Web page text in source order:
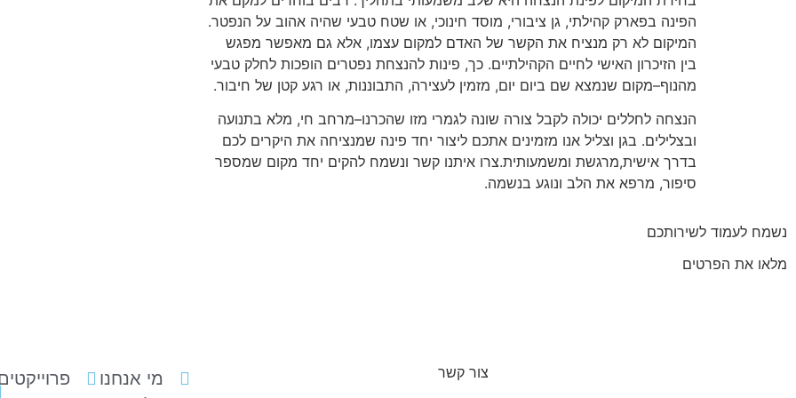
הפינה בפארק קהילתי, גן ציבורי, מוסד חינוכי, או שטח טבעי שהיה אהוב על הנפטר.
המיקום לא רק מנציח את הקשר של האדם למקום עצמו, אלא גם מאפשר מפגש
בין הזיכרון האישי לחיים הקהילתיים. כך, פינות להנצחת נפטרים הופכות לחלק טבעי
מהנוף–מקום שנמצא שם ביום יום, מזמין לעצירה, התבוננות, או רגע קטן של חיבור.
הנצחה לחללים יכולה לקבל צורה שונה לגמרי מזו שהכרנו–מרחב חי, מלא בתנועה
ובצלילים. בגן וצליל אנו מזמינים אתכם ליצור יחד פינה שמנציחה את היקרים לכם
בדרך אישית,מרגשת ומשמעותית.צרו איתנו קשר ונשמח להקים יחד מקום שמספר
סיפור, מרפא את הלב ונוגע בנשמה.
נשמח לעמוד לשירותכם
מלאו את הפרטים
צור קשר
מי אנחנו